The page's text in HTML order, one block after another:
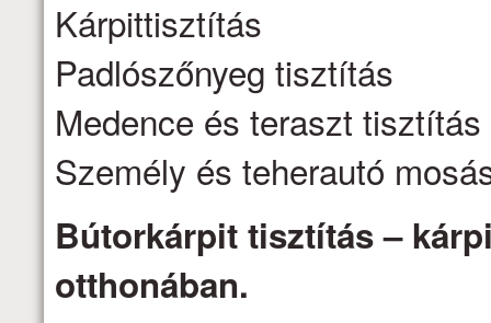
Kárpittisztítás
Padlószőnyeg tisztítás
Medence és teraszt tisztítás
Személy és teherautó
Bútorkárpit tisztítás –
otthonában.